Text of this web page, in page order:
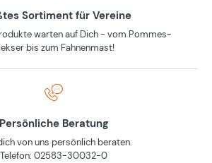
Sortiment für Vereine
warten auf Dich - vom Pommes-
bis zum Fahnenmast!
Persönliche Beratung
von uns persönlich beraten.
Telefon: 02583-30032-0